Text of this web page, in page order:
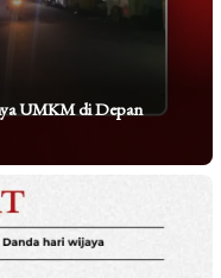
UMKM di Depan